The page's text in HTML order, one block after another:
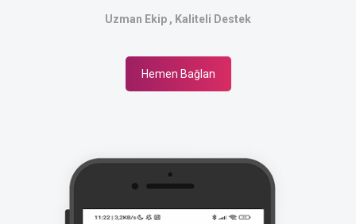
Uzman Ekip , Kaliteli Destek
Hemen Bağlan